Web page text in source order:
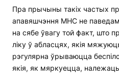
Пра прычыны такіх частых
апавяшчэння МНС не
на сябе ўвагу той факт, што
ліку ў абласцях, якія
рэгулярна ўрываюцца
якія, як мяркуецца, належаць